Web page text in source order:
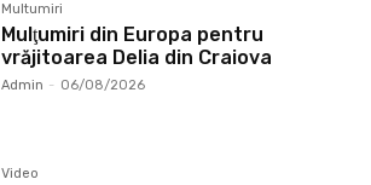
Multumiri
Mulţumiri din Europa pentru
vrăjitoarea Delia din Craiova
Admin - 06/08/2026
Video